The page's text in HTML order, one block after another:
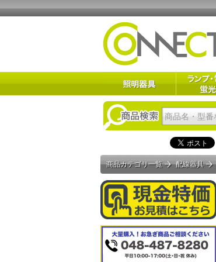
商品カテゴリ一覧 配線器具